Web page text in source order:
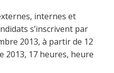
internes et
s’inscrivent par
2013, à partir de 12
2013, 17 heures, heure